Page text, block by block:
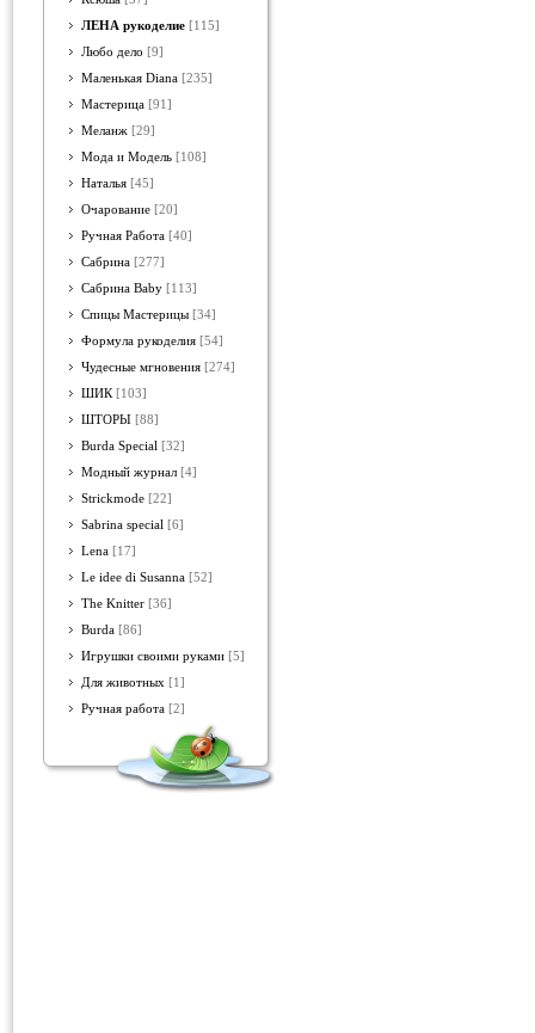
ЛЕНА рукоделие [115]
Любо дело [9]
Маленькая Diana [235]
Мастерица [91]
Меланж [29]
Мода и Модель [108]
Наталья [45]
Очарование [20]
Ручная Работа [40]
Сабрина [277]
Сабрина Baby [113]
Спицы Мастерицы [34]
Формула рукоделия [54]
Чудесные мгновения [274]
ШИК [103]
ШТОРЫ [88]
Burda Special [32]
Модный журнал [4]
Strickmode [22]
Sabrina special [6]
Lena [17]
Le idee di Susanna [52]
The Knitter [36]
Burda [86]
Игрушки своими руками [5]
Для животных [1]
Ручная работа [2]